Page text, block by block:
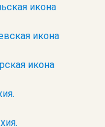
икона
икона
икона